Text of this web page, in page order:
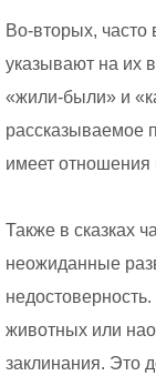
Во-вторых, часто
указывают на их
«жили-были» и
рассказываемое
имеет отношения
Также в сказках
неожиданные
животных или
заклинания. Это